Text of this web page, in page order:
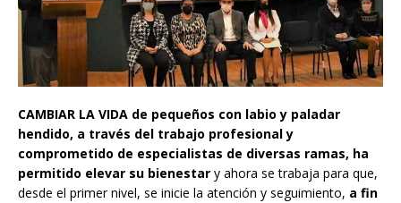
CAMBIAR LA VIDA de pequeños con labio y paladar
hendido, a través del trabajo profesional y
comprometido de especialistas de diversas ramas, ha
permitido elevar su bienestar y ahora se trabaja para que,
desde el primer nivel, se inicie la atención y seguimiento, a fin